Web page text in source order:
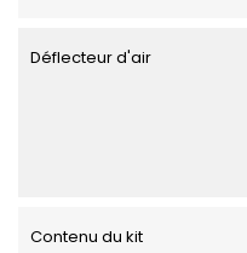
Déflecteur d'air
Contenu du kit